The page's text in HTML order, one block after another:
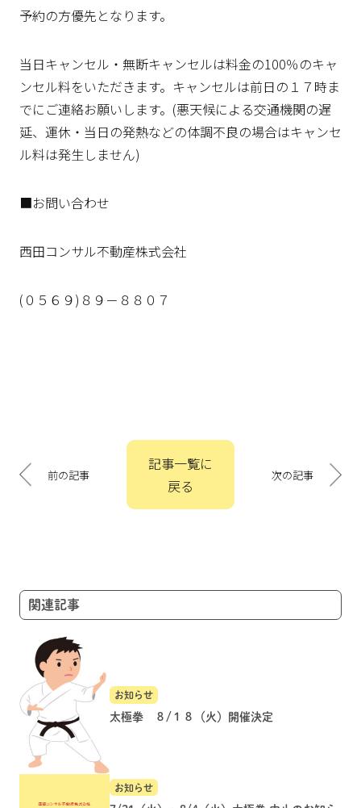
予約の方優先となります。
当日キャンセル・無断キャンセルは料金の100％のキャ
ンセル料をいただきます。キャンセルは前日の１７時ま
でにご連絡お願いします。(悪天候による交通機関の遅
延、運休・当日の発熱などの体調不良の場合はキャンセ
ル料は発生しません)
■お問い合わせ
西田コンサル不動産株式会社
(０５６９)８９－８８０７
稿
ナ
ョ
ン
前の記事
記事一覧に
戻る
次の記事
関連記事
お知らせ
太極拳 ８/１８（火）開催決定
お知らせ